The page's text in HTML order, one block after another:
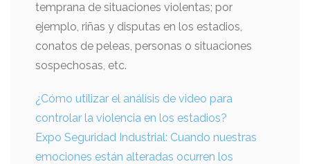
temprana de situaciones violentas; por
ejemplo, riñas y disputas en los estadios,
conatos de peleas, personas o situaciones
sospechosas, etc.
¿Cómo utilizar el análisis de video para
controlar la violencia en los estadios?
Expo Seguridad Industrial: Cuando nuestras
emociones están alteradas ocurren los